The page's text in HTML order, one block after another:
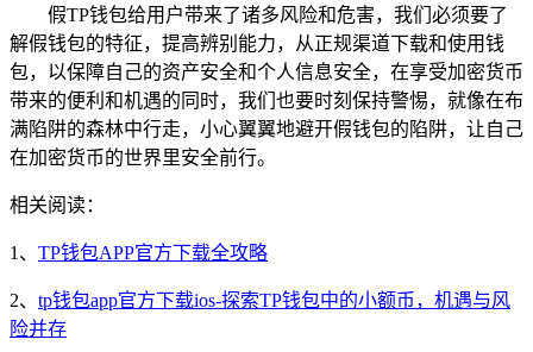
假TP钱包给用户带来了诸多风险和危害，我们必须要了
解假钱包的特征，提高辨别能力，从正规渠道下载和使用钱
包，以保障自己的资产安全和个人信息安全，在享受加密货币
带来的便利和机遇的同时，我们也要时刻保持警惕，就像在布
满陷阱的森林中行走，小心翼翼地避开假钱包的陷阱，让自己
在加密货币的世界里安全前行。
相关阅读：
1、 TP钱包APP官方下载全攻略
2、 tp钱包app官方下载ios-探索TP钱包中的小额币，机遇与风
险并存